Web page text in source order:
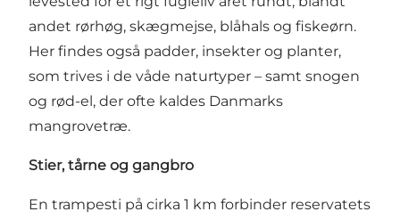
andet rørhøg, skægmejse, blåhals og fiskeørn.
Her findes også padder, insekter og planter,
som trives i de våde naturtyper – samt snogen
og rød-el, der ofte kaldes Danmarks
mangrovetræ.
Stier, tårne og gangbro
En trampesti på cirka 1 km forbinder reservatets